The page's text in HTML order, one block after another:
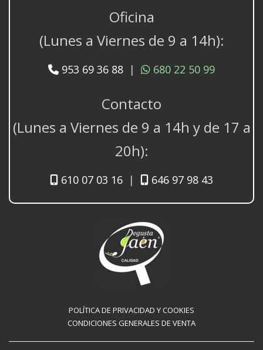
Oficina
(Lunes a Viernes de 9 a 14h):
953 69 36 88 | 680 22 50 99
Contacto
(Lunes a Viernes de 9 a 14h y de 17 a
20h):
610 07 03 16 | 646 97 98 43
POLÍTICA DE PRIVACIDAD Y COOKIES
CONDICIONES GENERALES DE VENTA